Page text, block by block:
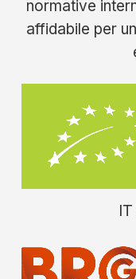
normative
affidabile per
IT